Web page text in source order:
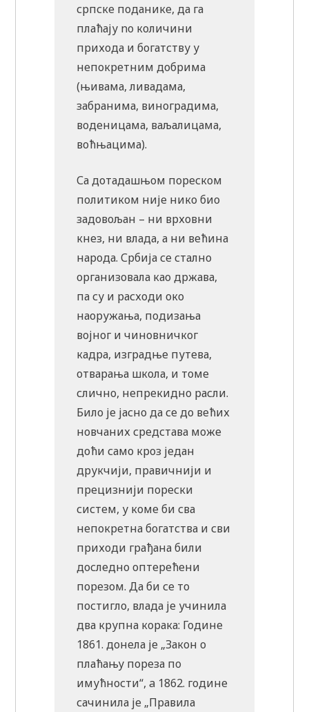
српске поданике, да га
плаћају no количини
прихода и богатству у
непокретним добрима
(њивама, ливадама,
забранима, виноградима,
воденицама, ваљалицама,
воћњацима).
Са дотадашњом пореском
политиком није нико био
задовољан – ни врховни
кнез, ни влада, а ни већина
народа. Србија се стално
организовала као држава,
па су и расходи око
наоружања, подизања
војног и чиновничког
кадра, изградње путева,
отварања школа, и томе
слично, непрекидно расли.
Било је јасно да се до већих
новчаних средстава може
доћи само кроз један
друкчији, правичнији и
прецизнији порески
систем, у коме би сва
непокретна богатства и сви
приходи грађана били
доследно оптерећени
порезом. Да би се то
постигло, влада је учинила
два крупна корака: Године
1861. донела је „Закон о
плаћању пореза пo
имућности“, a 1862. године
сачинила је „Правила